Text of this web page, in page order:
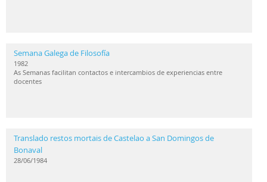
Semana Galega de Filosofía
1982
As Semanas facilitan contactos e intercambios de experiencias entre
docentes
Translado restos mortais de Castelao a San Domingos de
Bonaval
28/06/1984